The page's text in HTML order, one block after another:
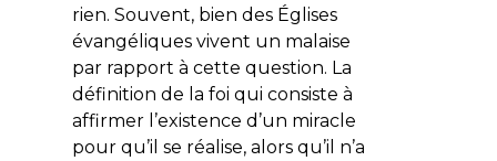
rien. Souvent, bien des Églises
évangéliques vivent un malaise
par rapport à cette question. La
définition de la foi qui consiste à
affirmer l’existence d’un miracle
pour qu’il se réalise, alors qu’il n’a